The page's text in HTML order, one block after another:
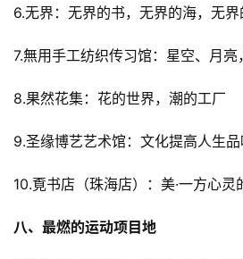
6.无界：无界的书，无界的海，无
7.無用手工纺织传习馆：星空、月
8.果然花集：花的世界，潮的工厂
9.圣缘博艺艺术馆：文化提高人生
10.覔书店（珠海店）：美·一方心灵
八、最燃的运动项目地